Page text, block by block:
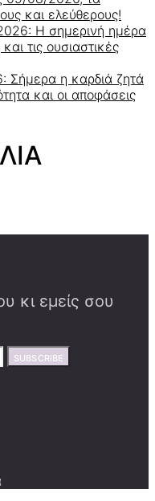
και ελεύθερους!
Η σημερινή ημέρα
τις ουσιαστικές
Σήμερα η καρδιά ζητά
και οι αποφάσεις
κι εμείς σου
SUBSCRIBE